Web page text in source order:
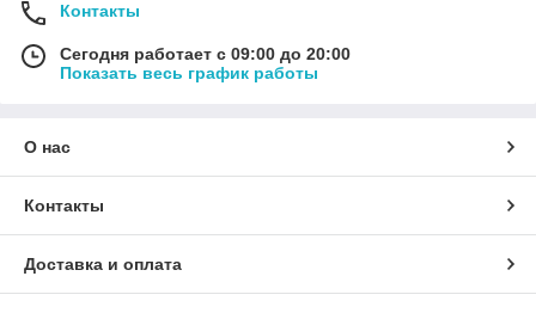
Контакты
Сегодня работает с 09:00 до 20:00
Показать весь график работы
О нас
Контакты
Доставка и оплата